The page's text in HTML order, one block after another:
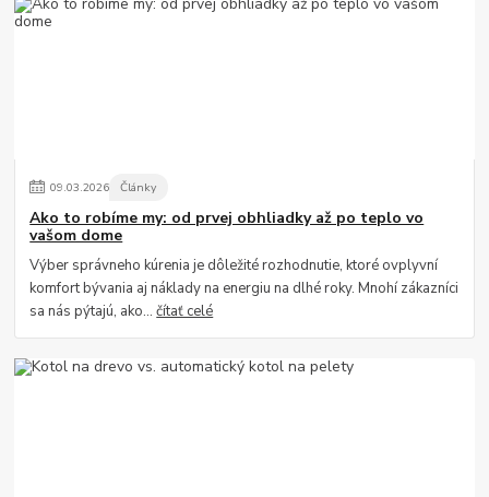
09.03.2026 Články
Ako to robíme my: od prvej obhliadky až po teplo vo
vašom dome
Výber správneho kúrenia je dôležité rozhodnutie, ktoré ovplyvní
komfort bývania aj náklady na energiu na dlhé roky. Mnohí zákazníci
sa nás pýtajú, ako...čítať celé